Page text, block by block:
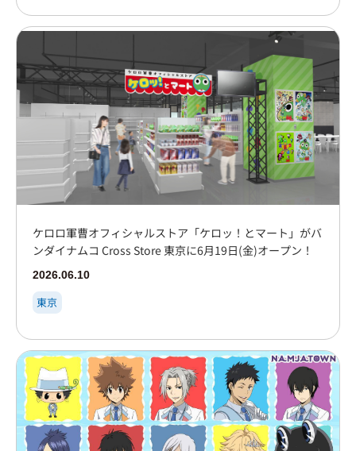
ケロロ軍曹オフィシャルストア「ケロッ！とマート」がバ
ンダイナムコ Cross Store 東京に6月19日(金)オープン！
2026.06.10
東京